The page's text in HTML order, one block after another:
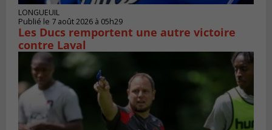
LONGUEUIL
Publié le 7 août 2026 à 05h29
Les Ducs remportent une autre victoire
contre Laval